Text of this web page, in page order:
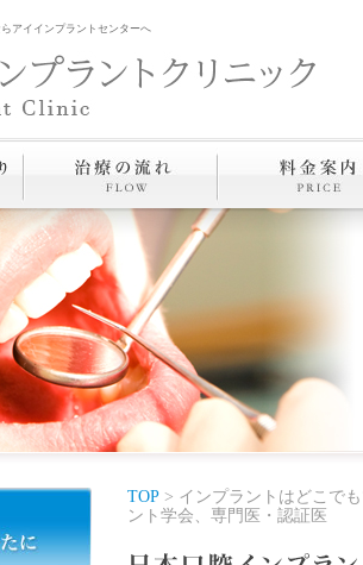
アイインプラントセンターへ
TOP > インプラントはどこで
ント学会、専門医・認証医